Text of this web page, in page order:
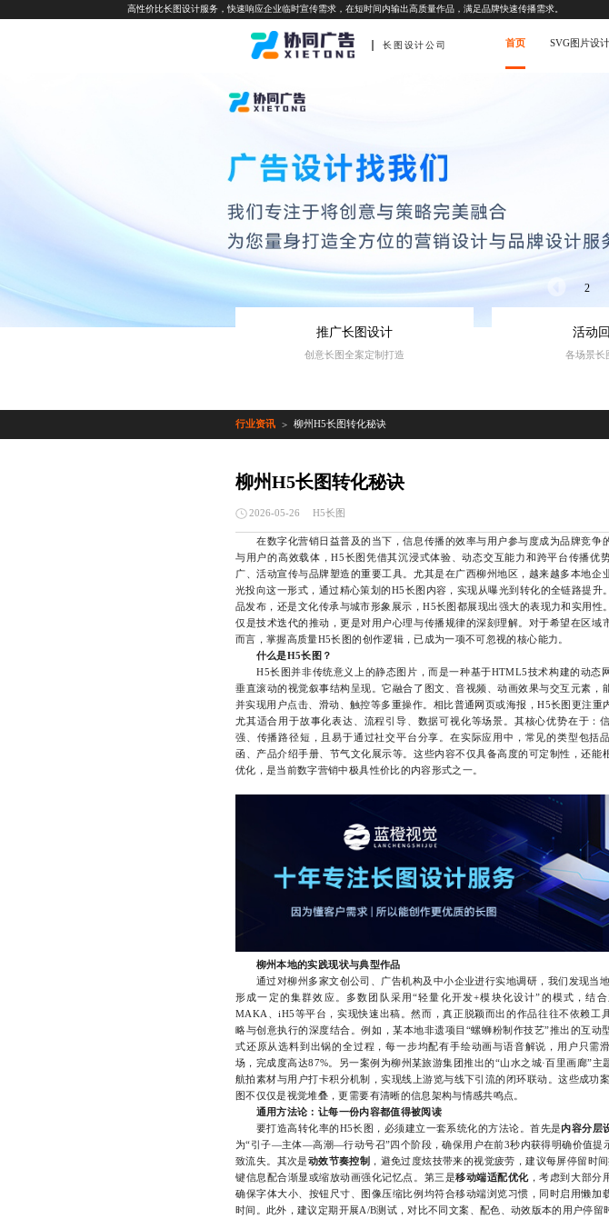
高性价比长图设计服务，快速响应企业临时宣传需求，在短时间内输出高质量作品，满足品牌快速传播需求。
长图设计公司 首页 SVG图片设计
3
推广长图设计
创意长图全案定制打造
活动
各场景长
行业资讯 > 柳州H5长图转化秘诀
柳州H5长图转化秘诀
2026-05-26 H5长图
在数字化营销日益普及的当下，信息传播的效率与用户参与度成为品牌竞争
与用户的高效载体，H5长图凭借其沉浸式体验、动态交互能力和跨平台传播优
广、活动宣传与品牌塑造的重要工具。尤其是在广西柳州地区，越来越多本地企
光投向这一形式，通过精心策划的H5长图内容，实现从曝光到转化的全链路提升
品发布，还是文化传承与城市形象展示，H5长图都展现出强大的表现力和实用性
仅是技术迭代的推动，更是对用户心理与传播规律的深刻理解。对于希望在区域
而言，掌握高质量H5长图的创作逻辑，已成为一项不可忽视的核心能力。
什么是H5长图？
H5长图并非传统意义上的静态图片，而是一种基于HTML5技术构建的动态
垂直滚动的视觉叙事结构呈现。它融合了图文、音视频、动画效果与交互元素，
并实现用户点击、滑动、触控等多重操作。相比普通网页或海报，H5长图更注重
尤其适合用于故事化表达、流程引导、数据可视化等场景。其核心优势在于：
强、传播路径短，且易于通过社交平台分享。在实际应用中，常见的类型包括
函、产品介绍手册、节气文化展示等。这些内容不仅具备高度的可定制性，还能
优化，是当前数字营销中极具性价比的内容形式之一。
柳州本地的实践现状与典型作品
通过对柳州多家文创公司、广告机构及中小企业进行实地调研，我们发现当
形成一定的集群效应。多数团队采用“轻量化开发+模块化设计”的模式，结合
MAKA、iH5等平台，实现快速出稿。然而，真正脱颖而出的作品往往不依赖工
略与创意执行的深度结合。例如，某本地非遗项目“螺蛳粉制作技艺”推出的互动
式还原从选料到出锅的全过程，每一步均配有手绘动画与语音解说，用户只需
场，完成度高达87%。另一案例为柳州某旅游集团推出的“山水之城·百里画廊”主
航拍素材与用户打卡积分机制，实现线上游览与线下引流的闭环联动。这些成功
图不仅仅是视觉堆叠，更需要有清晰的信息架构与情感共鸣点。
通用方法论：让每一份内容都值得被阅读
要打造高转化率的H5长图，必须建立一套系统化的方法论。首先是内容分层
为“引子—主体—高潮—行动号召”四个阶段，确保用户在前3秒内获得明确价值提
致流失。其次是动效节奏控制 ，避免过度炫技带来的视觉疲劳，建议每屏停留时
键信息配合渐显或缩放动画强化记忆点。第三是移动端适配优化，考虑到大部分
确保字体大小、按钮尺寸、图像压缩比例均符合移动端浏览习惯，同时启用懒加
时间。此外，建议定期开展A/B测试，对比不同文案、配色、动效版本的用户停留